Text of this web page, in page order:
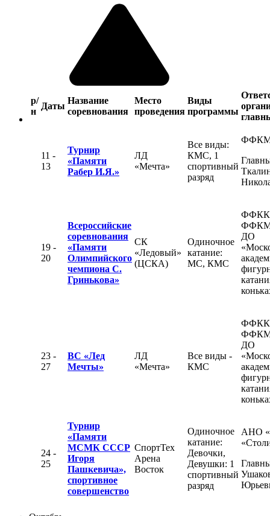
р/
н
Даты
Название
соревнования
Место
проведения
Виды
программы
11 -
13
Турнир
«Памяти
Рабер И.Я.»
ЛД
«Мечта»
Все виды:
КМС, 1
спортивный
разряд
19 -
20
Всероссийские
соревнования
«Памяти
Олимпийского
чемпиона С.
Гринькова»
СК
«Ледовый»
(ЦСКА)
Одиночное
катание:
МС, КМС
ДО
23 -
27
ВС «Лед
Мечты»
ЛД
«Мечта»
Все виды -
КМС
ДО
24 -
25
Турнир
«Памяти
МСМК СССР
Игоря
Пашкевича»,
спортивное
совершенство
СпортТех
Арена
Восток
Одиночное
катание:
Девочки,
Девушки: 1
спортивный
разряд
АНО